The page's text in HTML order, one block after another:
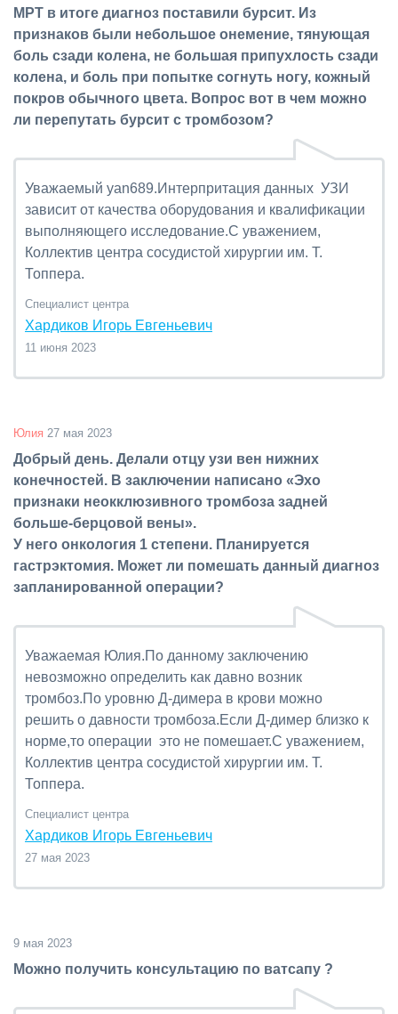
МРТ в итоге диагноз поставили бурсит. Из
признаков были небольшое онемение, тянующая
боль сзади колена, не большая припухлость сзади
колена, и боль при попытке согнуть ногу, кожный
покров обычного цвета. Вопрос вот в чем можно
ли перепутать бурсит с тромбозом?
Уважаемый yan689.Интерпритация данных УЗИ
зависит от качества оборудования и квалификации
выполняющего исследование.С уважением,
Коллектив центра сосудистой хирургии им. Т.
Топпера.
Специалист центра
Хардиков Игорь Евгеньевич
11 июня 2023
Юлия 27 мая 2023
Добрый день. Делали отцу узи вен нижних
конечностей. В заключении написано «Эхо
признаки неокклюзивного тромбоза задней
больше-берцовой вены».
У него онкология 1 степени. Планируется
гастрэктомия. Может ли помешать данный диагноз
запланированной операции?
Уважаемая Юлия.По данному заключению
невозможно определить как давно возник
тромбоз.По уровню Д-димера в крови можно
решить о давности тромбоза.Если Д-димер близко к
норме,то операции это не помешает.С уважением,
Коллектив центра сосудистой хирургии им. Т.
Топпера.
Специалист центра
Хардиков Игорь Евгеньевич
27 мая 2023
9 мая 2023
Можно получить консультацию по ватсапу ?